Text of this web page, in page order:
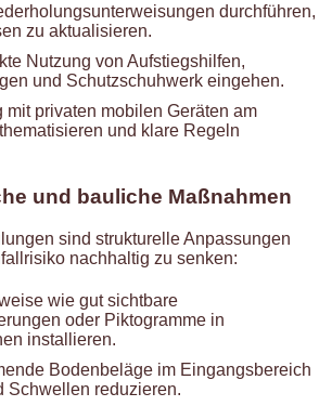
durchführen,
zu aktualisieren.
Nutzung von Aufstiegshilfen,
und Schutzschuhwerk eingehen.
mit privaten mobilen Geräten am
und klare Regeln
und bauliche Maßnahmen
sind strukturelle Anpassungen
nachhaltig zu senken:
wie gut sichtbare
oder Piktogramme in
installieren.
Bodenbeläge im Eingangsbereich
Schwellen reduzieren.